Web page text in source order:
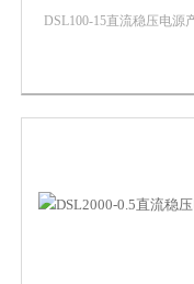
DSL100-15直流稳压电源